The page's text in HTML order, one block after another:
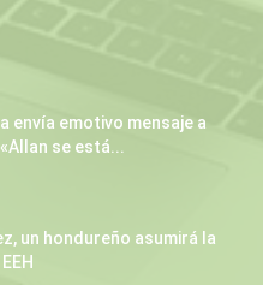
envía emotivo mensaje a
se está...
un hondureño asumirá la